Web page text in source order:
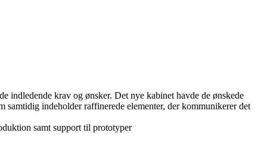
indledende krav og ønsker. Det nye kabinet havde de ønskede
samtidig indeholder raffinerede elementer, der kommunikerer det
samt support til prototyper